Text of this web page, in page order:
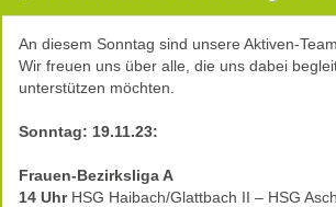
An diesem Sonntag sind unsere Aktiven-
Wir freuen uns über alle, die uns dabei
unterstützen möchten.
Sonntag: 19.11.23:
Frauen-Bezirksliga A
14 UhrHSG Haibach/Glattbach II – HSG